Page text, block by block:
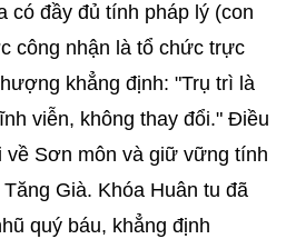
có đầy đủ tính pháp lý (con
công nhận là tổ chức trực
khẳng định: "Trụ trì là
viễn, không thay đổi." Điều
về Sơn môn và giữ vững tính
Già. Khóa Huân tu đã
quý báu, khẳng định